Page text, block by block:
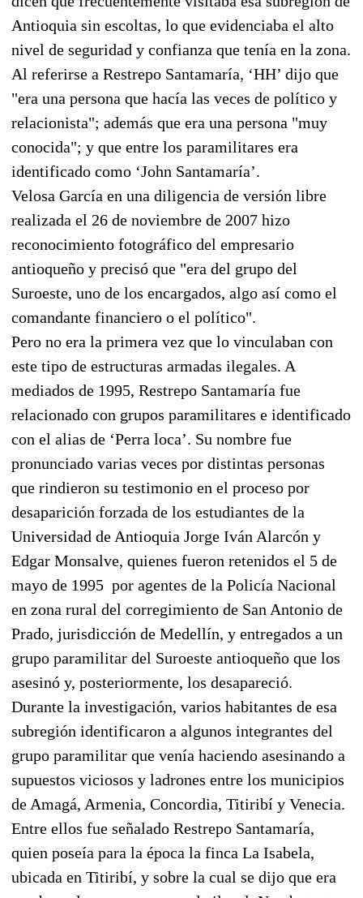
Antioquia sin escoltas, lo que evidenciaba el alto
nivel de seguridad y confianza que tenía en la zona.
Al referirse a Restrepo Santamaría, ‘HH’ dijo que
"era una persona que hacía las veces de político y
relacionista"; además que era una persona "muy
conocida"; y que entre los paramilitares era
identificado como ‘John Santamaría’.
Velosa García en una diligencia de versión libre
realizada el 26 de noviembre de 2007 hizo
reconocimiento fotográfico del empresario
antioqueño y precisó que "era del grupo del
Suroeste, uno de los encargados, algo así como el
comandante financiero o el político".
Pero no era la primera vez que lo vinculaban con
este tipo de estructuras armadas ilegales. A
mediados de 1995, Restrepo Santamaría fue
relacionado con grupos paramilitares e identificado
con el alias de ‘Perra loca’. Su nombre fue
pronunciado varias veces por distintas personas
que rindieron su testimonio en el proceso por
desaparición forzada de los estudiantes de la
Universidad de Antioquia Jorge Iván Alarcón y
Edgar Monsalve, quienes fueron retenidos el 5 de
mayo de 1995 por agentes de la Policía Nacional
en zona rural del corregimiento de San Antonio de
Prado, jurisdicción de Medellín, y entregados a un
grupo paramilitar del Suroeste antioqueño que los
asesinó y, posteriormente, los desapareció.
Durante la investigación, varios habitantes de esa
subregión identificaron a algunos integrantes del
grupo paramilitar que venía haciendo asesinando a
supuestos viciosos y ladrones entre los municipios
de Amagá, Armenia, Concordia, Titiribí y Venecia.
Entre ellos fue señalado Restrepo Santamaría,
quien poseía para la época la finca La Isabela,
ubicada en Titiribí, y sobre la cual se dijo que era